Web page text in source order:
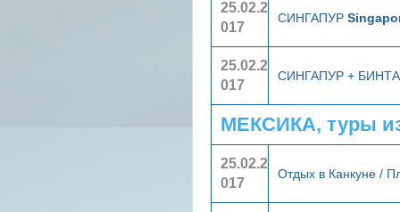
25.02.2
017
СИНГАПУР
25.02.2
017
СИНГАПУР +
МЕКСИКА, туры
25.02.2
017
Отдых в Канкуне /